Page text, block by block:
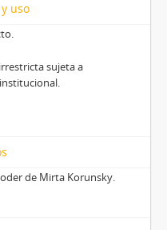
uso
sujeta a
de Mirta Korunsky.